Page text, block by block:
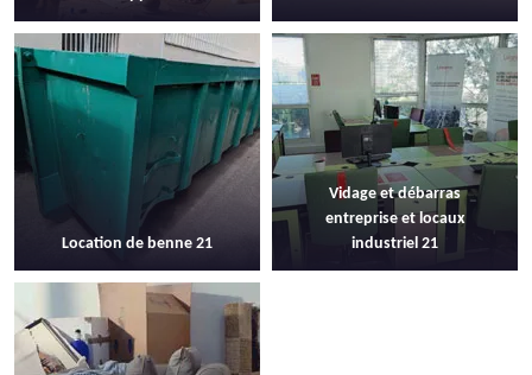
Location de benne 21
Vidage et débarras
entreprise et locaux
industriel 21